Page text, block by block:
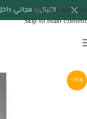
Skip to navigation
Skip to main content
التركيب مجاني
-25%